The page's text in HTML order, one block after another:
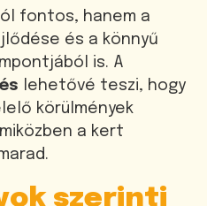
fontos, hanem a
és a könnyű
is. A
lehetővé teszi, hogy
körülmények
a kert
szerinti